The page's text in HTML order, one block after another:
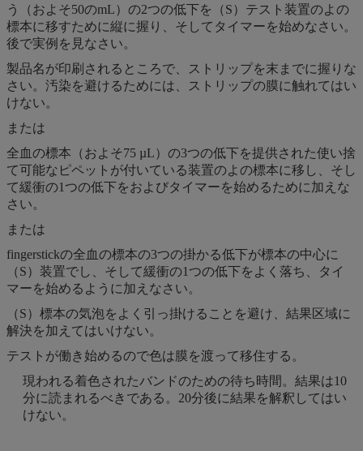
う（およそ50のmL）の2つの低下を（S）テスト装置のよの
標本に移すために縦に握り、そしてタイマーを始めなさい。
後で実例を見なさい。
製品名が印刷されるところで、ストリップを末までに握りな
さい。汚染を避けるためには、ストリップの膜に触れてはい
けない。
または
全血の標本（およそ75 µL）の3つの低下を提供された使い捨
て可能なピペットが付いている装置のよの標本に移し、そし
て緩衝の1つの低下をおよびタイマーを始めるために加えな
さい。
または
fingerstickの全血の標本の3つの掛かる低下が標本の中心に
（S）装置でし、そして緩衝の1つの低下をよく落ち、タイ
マーを始めるように加えなさい。
（S）標本の気泡をよく引っ掛けることを避け、結果区域に
解決を加えてはいけない。
テストが働き始めるので色は膜を渡って移住する。
現われる着色されたバンドのための待ち時間。結果は10
分に読まれるべきである。20分後に結果を解釈してはい
けない。